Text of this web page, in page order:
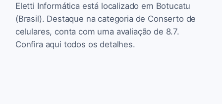
Eletti Informática está localizado em Botucatu
(Brasil). Destaque na categoria de Conserto de
celulares, conta com uma avaliação de 8.7.
Confira aqui todos os detalhes.